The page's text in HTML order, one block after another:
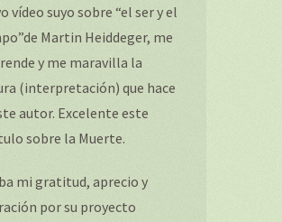
vídeo suyo sobre “el ser y el
Martin Heiddeger, me
y me maravilla la
(interpretación) que hace
autor. Excelente este
sobre la Muerte.
mi gratitud, aprecio y
por su proyecto